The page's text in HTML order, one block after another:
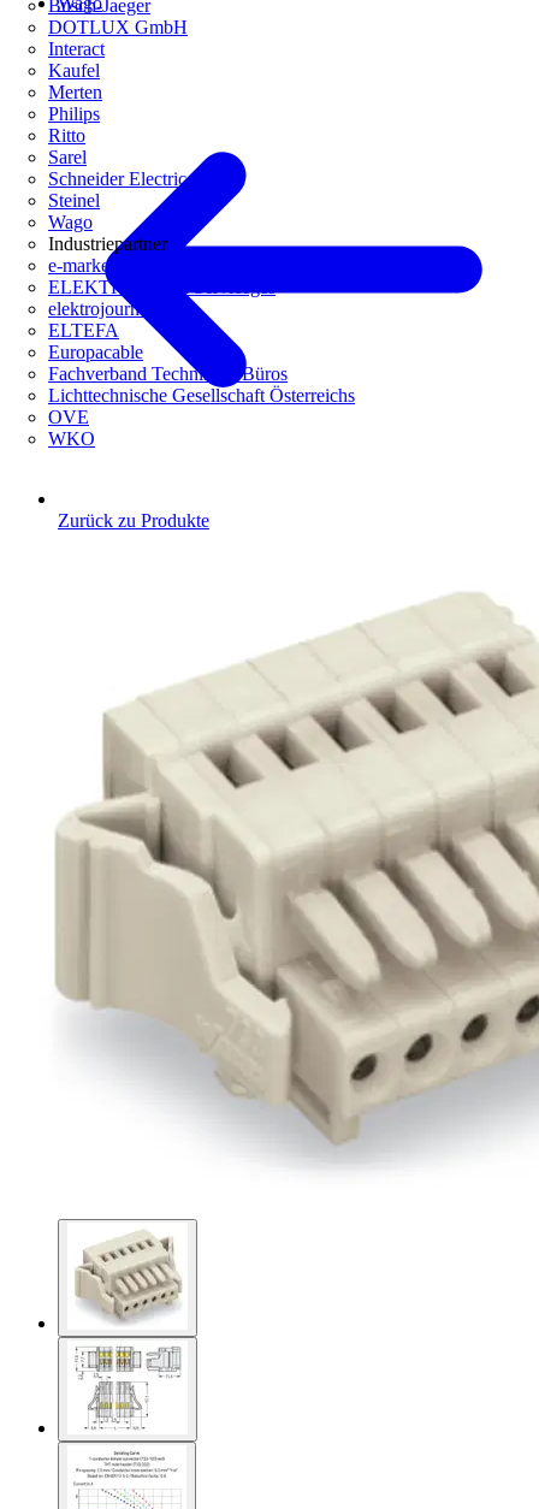
Busch-Jaeger
DOTLUX GmbH
Interact
Kaufel
Merten
Philips
Ritto
Sarel
Schneider Electric
Steinel
Wago
Industriepartner
e-marke
ELEKTRO Daten Serviceges
elektrojournal
ELTEFA
Europacable
Fachverband Technische Büros
Lichttechnische Gesellschaft Österreichs
OVE
WKO
Zurück zu Produkte